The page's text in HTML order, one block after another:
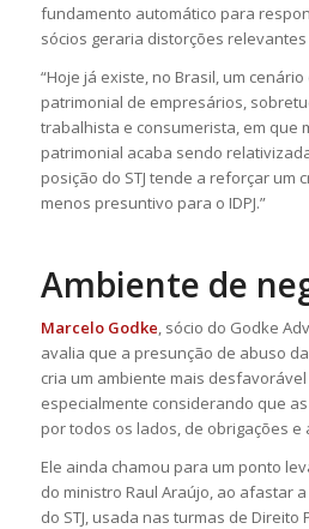
fundamento automático para
sócios geraria distorções
“Hoje já existe, no Brasil, um
patrimonial de empresários,
trabalhista e consumerista, em que
patrimonial acaba sendo
posição do STJ tende a reforçar um
menos presuntivo para o IDPJ.”
Ambiente de
Marcelo Godke, sócio do Godke
avalia que a presunção de abuso
cria um ambiente mais
especialmente considerando que
por todos os lados, de obrigações e
Ele ainda chamou para um ponto
do ministro Raul Araújo, ao afastar
do STJ, usada nas turmas de Direito